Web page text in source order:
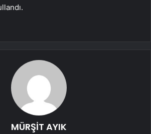
MÜRŞİT AYIK